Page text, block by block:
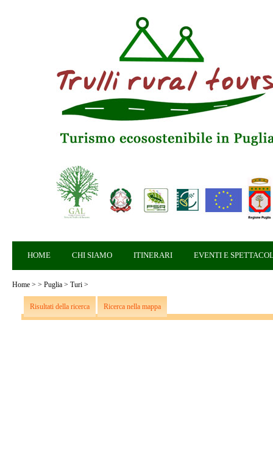
HOME CHI SIAMO ITINERARI EVENTI E
Home > > Puglia > Turi >
Risultati della ricerca Ricerca nella mappa